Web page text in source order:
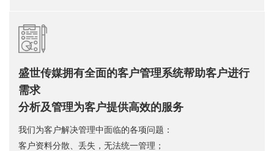
盛世传媒拥有全面的客户管理系统帮助客户进行
需求
分析及管理为客户提供高效的服务
我们为客户解决管理中面临的各项问题：
客户资料分散、丢失，无法统一管理；